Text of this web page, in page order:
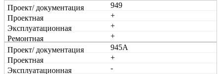
949
+
+
+
945А
+
-